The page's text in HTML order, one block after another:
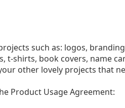
such as: logos,
t-shirts, book covers, name
other lovely projects that
Product Usage Agreement: